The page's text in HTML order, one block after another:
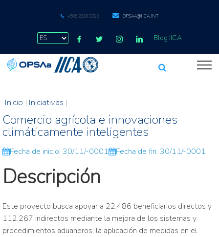
+506 2216 0222 OPSAA@IICA.INT
Blog IICA
Inicio | Iniciativas |
Comercio agrícola e innovaciones
climáticamente inteligentes
Fecha de inicio: 30/11/-0001 Fecha de fin: 30/11/-0001
Descripción
Este proyecto busca apoyar a 22,486 beneficiarios directos y
112,267 indirectos mediante la mejora de los sistemas y
procedimientos aduaneros; la aplicación de medidas en el